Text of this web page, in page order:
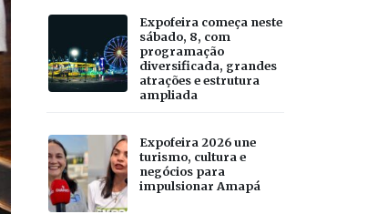
Expofeira começa neste
sábado, 8, com
programação
diversificada, grandes
atrações e estrutura
ampliada
Expofeira 2026 une
turismo, cultura e
negócios para
impulsionar Amapá